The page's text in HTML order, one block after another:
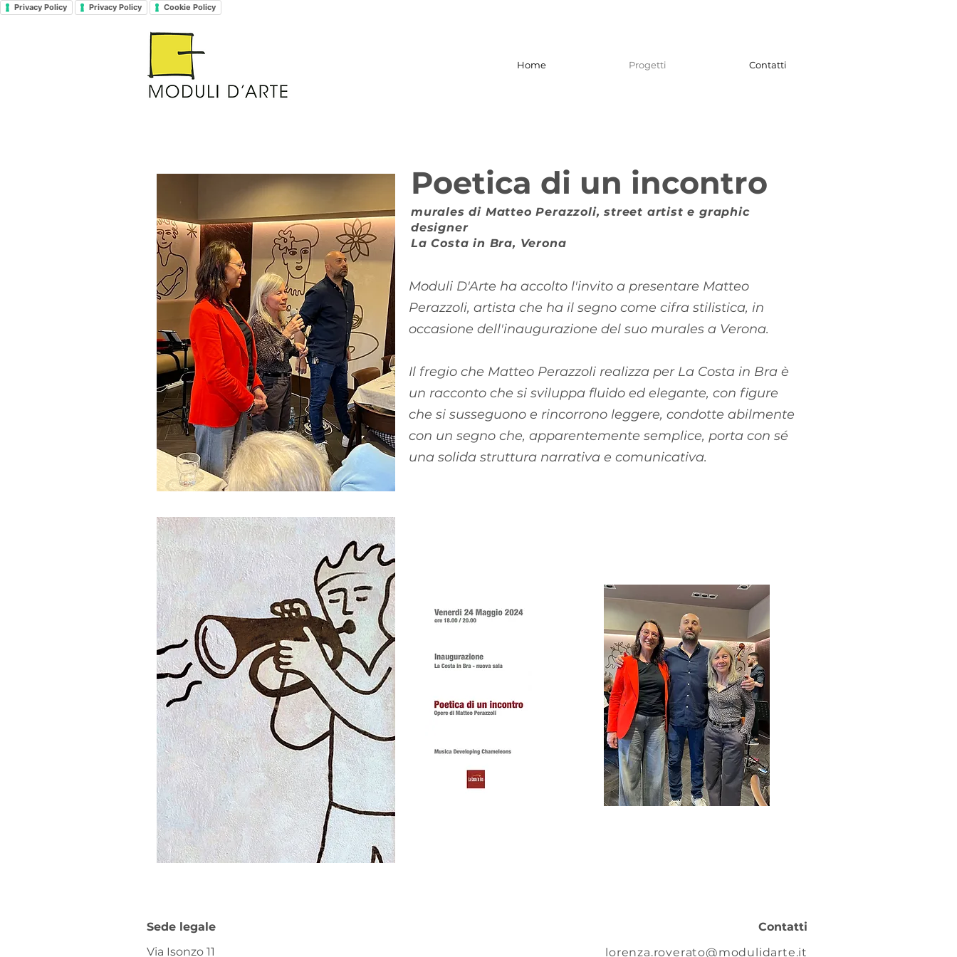
Privacy Policy Privacy Policy Cookie Policy
Home Progetti Contatti
Poetica di un incontro
murales di Matteo Perazzoli, street artist e graphic
designer
La Costa in Bra, Verona
Moduli D'Arte ha accolto l'invito a presentare Matteo
Perazzoli, artista che ha il segno come cifra stilistica, in
occasione dell'inaugurazione del suo murales a Verona.
Il fregio che Matteo Perazzoli realizza per La Costa in Bra è
un racconto che si sviluppa fluido ed elegante, con figure
che si susseguono e rincorrono leggere, condotte abilmente
con un segno che, apparentemente semplice, porta con sé
una solida struttura narrativa e comunicativa.
Sede legale
Via Isonzo 11
Contatti
lorenza.roverato@modulidarte.it